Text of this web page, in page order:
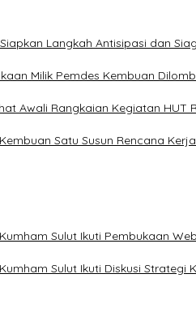
Langkah Antisipasi dan
Milik Pemdes Kembuan
Awali Rangkaian Kegiatan HUT
Satu Susun Rencana
Sulut Ikuti Pembukaan
Sulut Ikuti Diskusi Strategi